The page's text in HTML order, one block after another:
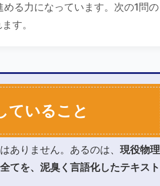
る力になっています。次の1問の
す。
ていること
ありません。あるのは、 現役物理
てを、泥臭く言語化したテキスト